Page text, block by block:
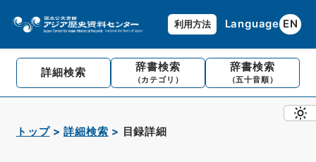
利用方法 Language EN
詳細検索 辞書検索
（カテゴリ）
辞書検索
（五十音順）
トップ 詳細検索 目録詳細